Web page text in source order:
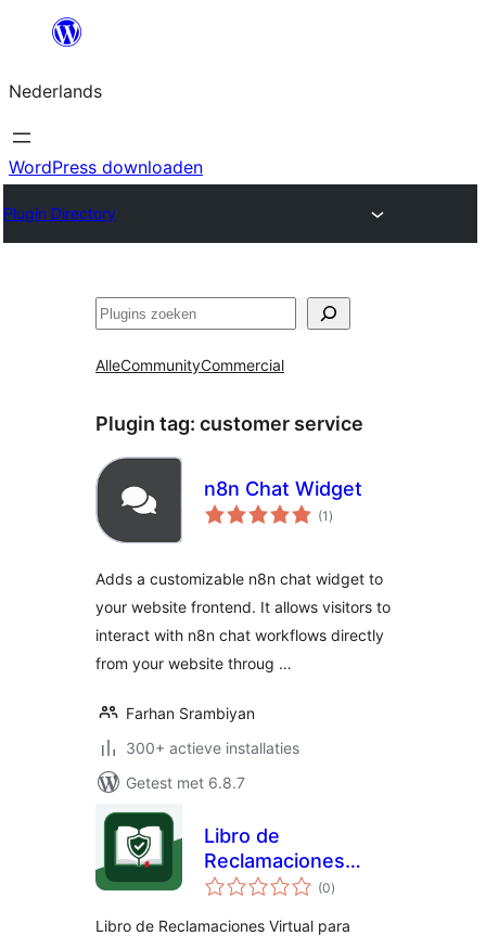
de
inhoud
Nederlands
WordPress downloaden
Plugin Directory
Zoeken
AlleCommunityCommercial
Plugin tag: customer service
n8n Chat Widget
(1 totaal
waarderingen
)
Adds a customizable n8n chat widget to
your website frontend. It allows visitors to
interact with n8n chat workflows directly
from your website throug …
Farhan Srambiyan
300+ actieve installaties
Getest met 6.8.7
Libro de
Reclamaciones
para Perú
(0totaal
waarderingen
)
Libro de Reclamaciones Virtual para